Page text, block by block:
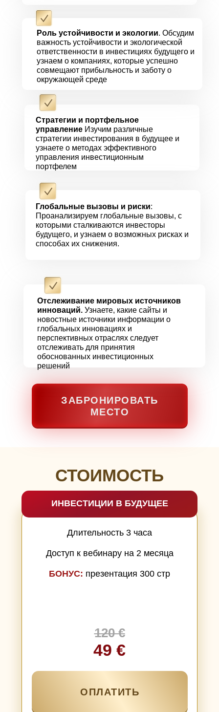
Роль устойчивости и экологии. Обсудим
важность устойчивости и экологической
ответственности в инвестициях будущего и
узнаем о компаниях, которые успешно
совмещают прибыльность и заботу о
окружающей среде
Стратегии и портфельное
управление Изучим различные
стратегии инвестирования в будущее и
узнаете о методах эффективного
управления инвестиционным
портфелем
Глобальные вызовы и риски:
Проанализируем глобальные вызовы, с
которыми сталкиваются инвесторы
будущего, и узнаем о возможных рисках и
способах их снижения.
ЗАБРОНИРОВАТЬ
МЕСТО
Отслеживание мировых источников
инноваций. Узнаете, какие сайты и
новостные источники информации о
глобальных инновациях и
перспективных отраслях следует
отслеживать для принятия
обоснованных инвестиционных
решений
120 €
Длительность 3 часа
Доступ к вебинару на 2 месяца
БОНУС: презентация 300 стр
ИНВЕСТИЦИИ В БУДУЩЕЕ
СТОИМОСТЬ
49 €
ОПЛАТИТЬ